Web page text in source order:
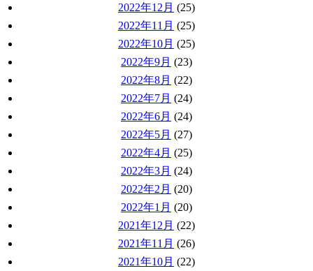
2022年12月 (25)
2022年11月 (25)
2022年10月 (25)
2022年9月 (23)
2022年8月 (22)
2022年7月 (24)
2022年6月 (24)
2022年5月 (27)
2022年4月 (25)
2022年3月 (24)
2022年2月 (20)
2022年1月 (20)
2021年12月 (22)
2021年11月 (26)
2021年10月 (22)